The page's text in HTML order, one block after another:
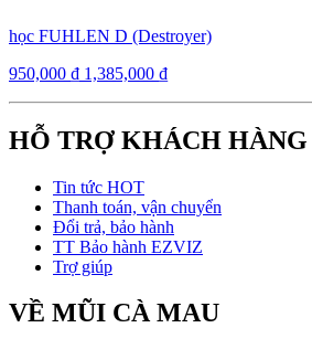
học FUHLEN D (Destroyer)
950,000 ₫ 1,385,000 ₫
HỖ TRỢ KHÁCH HÀNG
Tin tức HOT
Thanh toán, vận chuyển
Đổi trả, bảo hành
TT Bảo hành EZVIZ
Trợ giúp
VỀ MŨI CÀ MAU